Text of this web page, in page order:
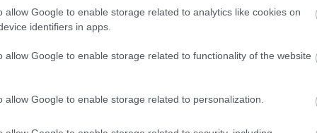
allow Google to enable storage related to analytics like cookies on
identifiers in apps.
allow Google to enable storage related to functionality of the website
allow Google to enable storage related to personalization.
Jednou z charakteristických
ich trojité zasklenie, ktoré je
Štandard. Vďaka trom vrstvám skla,
a špeciálnym tesneniam tieto okná
úsporné okno Štandard so
udržiavať v podkroví teplo v zime a